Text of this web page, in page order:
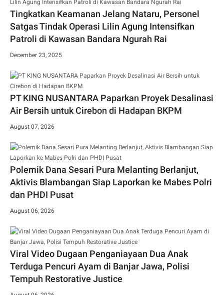
Tingkatkan Keamanan Jelang Nataru, Personel
Satgas Tindak Operasi Lilin Agung Intensifkan
Patroli di Kawasan Bandara Ngurah Rai
December 23, 2025
PT KING NUSANTARA Paparkan Proyek Desalinasi
Air Bersih untuk Cirebon di Hadapan BKPM
August 07, 2026
Polemik Dana Sesari Pura Melanting Berlanjut,
Aktivis Blambangan Siap Laporkan ke Mabes Polri
dan PHDI Pusat
August 06, 2026
Viral Video Dugaan Penganiayaan Dua Anak
Terduga Pencuri Ayam di Banjar Jawa, Polisi
Tempuh Restorative Justice